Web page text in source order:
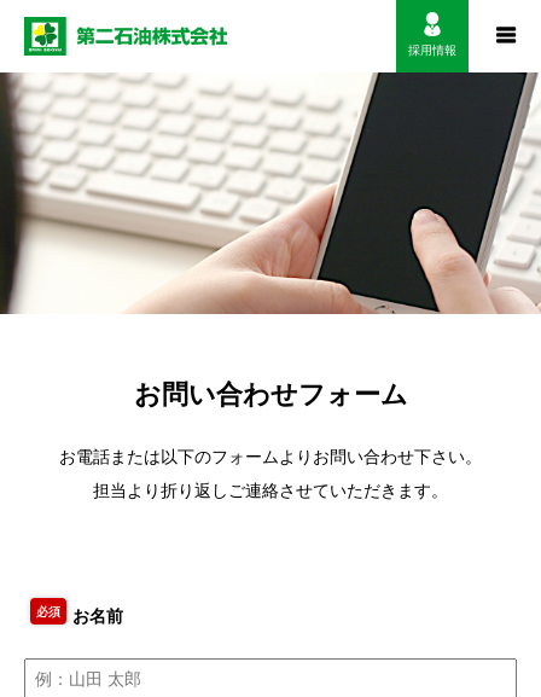
採用情報
お問い合わせフォーム
お電話または以下のフォームよりお問い合わせ下さい。
担当より折り返しご連絡させていただきます。
必須 お名前